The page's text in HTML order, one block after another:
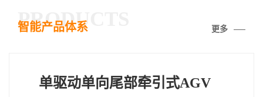
智能产品体系
PRODUCTS 更多
单驱动单向尾部牵引式AGV